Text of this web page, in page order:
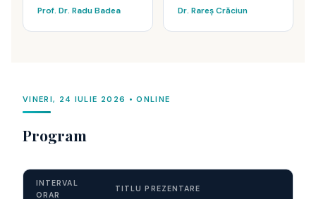
Prof. Dr. Radu Badea Dr. Rareș Crăciun
VINERI, 24 IULIE 2026 • ONLINE
Program
INTERVAL
ORAR
TITLU PREZENTARE